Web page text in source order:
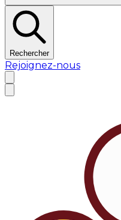
Rechercher
Rejoignez-nous